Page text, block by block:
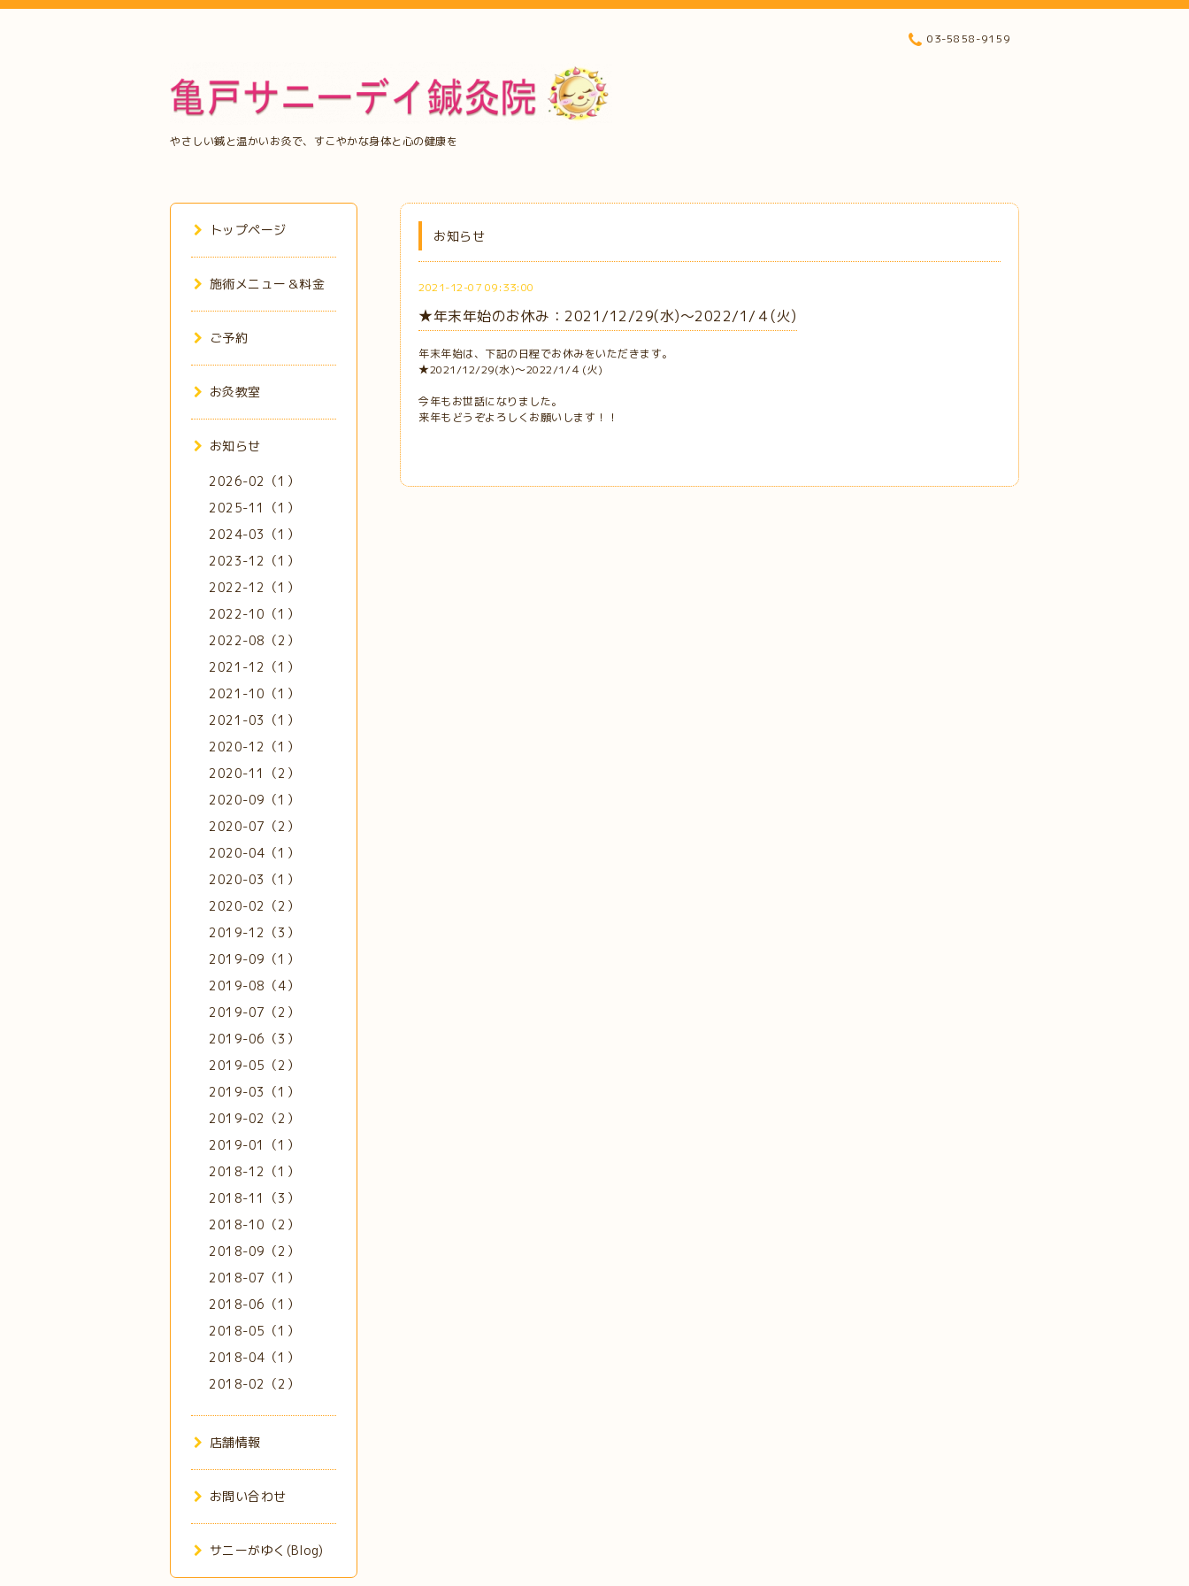
やさしい鍼と温かいお灸で、すこやかな身体と心の健康を
03-5858-9159
お知らせ
2021-12-07 09:33:00
★年末年始のお休み：2021/12/29(水)～2022/1/４(火)
年末年始は、下記の日程でお休みをいただきます。
★2021/12/29(水)～2022/1/４(火)
今年もお世話になりました。
来年もどうぞよろしくお願いします！！
トップページ
施術メニュー＆料金
ご予約
お灸教室
お知らせ
2026-02（1）
2025-11（1）
2024-03（1）
2023-12（1）
2022-12（1）
2022-10（1）
2022-08（2）
2021-12（1）
2021-10（1）
2021-03（1）
2020-12（1）
2020-11（2）
2020-09（1）
2020-07（2）
2020-04（1）
2020-03（1）
2020-02（2）
2019-12（3）
2019-09（1）
2019-08（4）
2019-07（2）
2019-06（3）
2019-05（2）
2019-03（1）
2019-02（2）
2019-01（1）
2018-12（1）
2018-11（3）
2018-10（2）
2018-09（2）
2018-07（1）
2018-06（1）
2018-05（1）
2018-04（1）
2018-02（2）
店舗情報
お問い合わせ
サニーがゆく(Blog)